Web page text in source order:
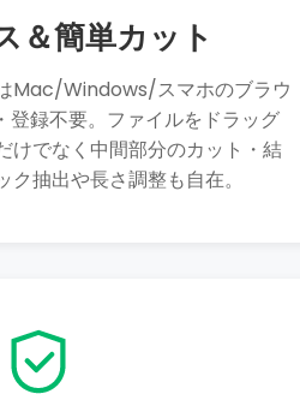
＆簡単カット
Mac/Windows/スマホのブラウ
録不要。ファイルをドラッグ
けでなく中間部分のカット・結
抽出や長さ調整も自在。